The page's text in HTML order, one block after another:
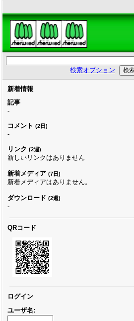
検索オプション
新着情報
記事
-
コメント (2日)
-
リンク (2週)
新しいリンクはありません
新着メディア (7日)
新着メディアはありません。
ダウンロード (2週)
-
QRコード
ログイン
ユーザ名: